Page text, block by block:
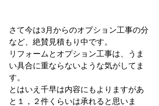
さて今は3月からのオプション工事の分
など、絶賛見積もり中です。
リフォームとオプション工事は、うま
い具合に重ならないような気がしてま
す。
とはいえ千早は内容にもよりますがあ
と１，２件くらいは承れると思いま